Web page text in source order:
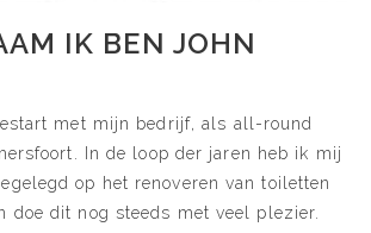
IK BEN JOHN
met mijn bedrijf, als all-round
In de loop der jaren heb ik mij
op het renoveren van toiletten
doe dit nog steeds met veel plezier.